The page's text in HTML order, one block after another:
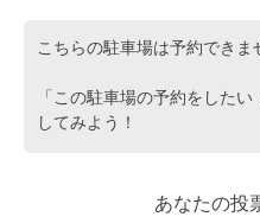
こちらの駐車場は予約できま
「この駐車場の予約をした
してみよう！
あなたの投